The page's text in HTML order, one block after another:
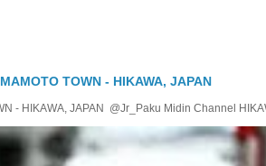
TOWN - HIKAWA, JAPAN
- HIKAWA, JAPAN @Jr_Paku Midin Channel